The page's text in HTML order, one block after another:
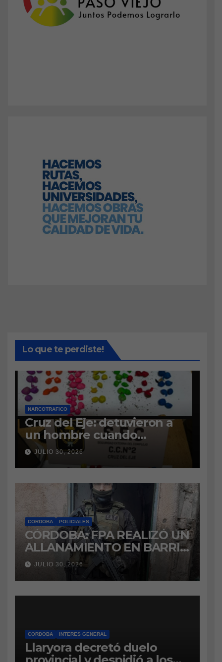
Lo que te perdiste!
NARCOTRAFICO
Cruz del Eje: detuvieron a
un hombre cuando
intentaba ingresar
marihuana a la cárcel
JULIO 30, 2026
CORDOBA POLICIALES
CÓRDOBA: FPA REALIZÓ UN
ALLANAMIENTO EN BARRIO
VILLA BOEDO
RELACIONADO CON UNA
CAUSA DE DROGAS EN LA
CÁRCEL DE BOUWER
JULIO 30, 2026
CORDOBA INTERES GENERAL
Llaryora decretó duelo